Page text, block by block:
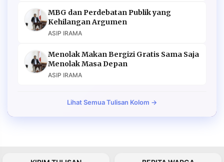
MBG dan Perdebatan Publik yang
Kehilangan Argumen
ASIP IRAMA
Menolak Makan Bergizi Gratis Sama Saja
Menolak Masa Depan
ASIP IRAMA
Lihat Semua Tulisan Kolom →